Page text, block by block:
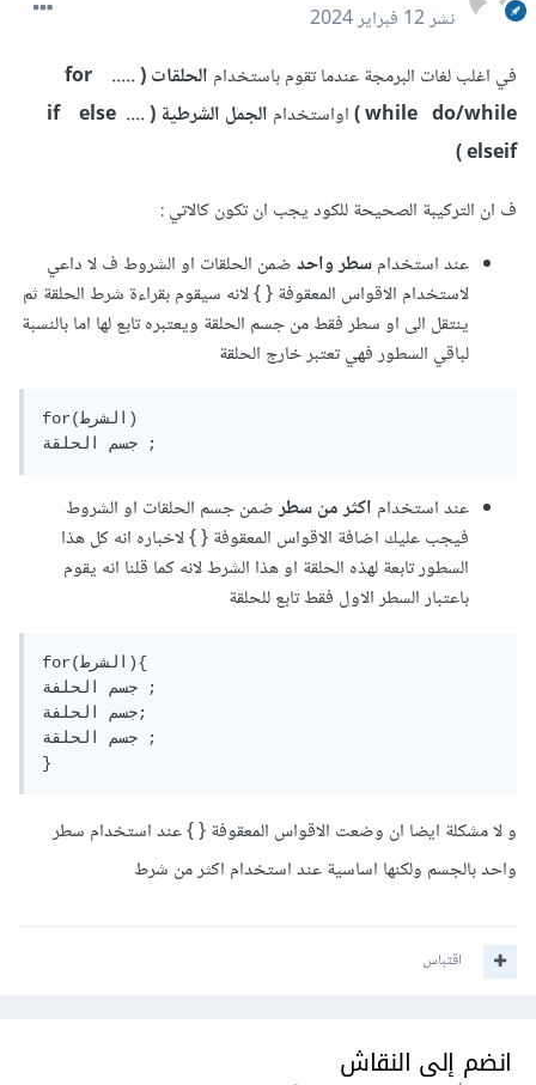
نشر12 فبراير 2024
في اغلب لغات البرمجة عندما تقوم باستخدام
الحلقات ( ..... for
while do/while )
اواستخدام
الجمل الشرطية ( .... if else
elseif)
ف ان التركيبة الصحيحة للكود يجب ان تكون كالاتي
عند استخدامسطر واحدضمن الحلقات او الشروط ف لا داعي
لاستخدام الاقواس المعقوفة { } لانه سيقوم بقراءة شرط الحلقة ثم
ينتقل الى او سطر فقط من جسم الحلقة ويعتبره تابع لها اما بالنسبة
لباقي السطور فهي تعتبر خارج الحلقة
for(الشرط)
عند استخدام اكثر من سطرضمن جسم الحلقات او الشروط
فيجب عليك اضافة الاقواس المعقوفة { } لاخباره انه كل هذا
السطور تابعة لهذه الحلقة او هذا الشرط لانه كما قلنا انه يقوم
باعتبار السطر الاول فقط تابع للحلقة
for(الشرط){
جسم الحلفة ;
جسم الحلفة;
جسم الحلقة ;
}
و لا مشكلة ايضا ان وضعت الاقواس المعقوفة { } عند استخدام سطر
واحد بالجسم ولكنها اساسية عند استخدام اكثر من شرط
اقتباس
انضم إلى النقاش